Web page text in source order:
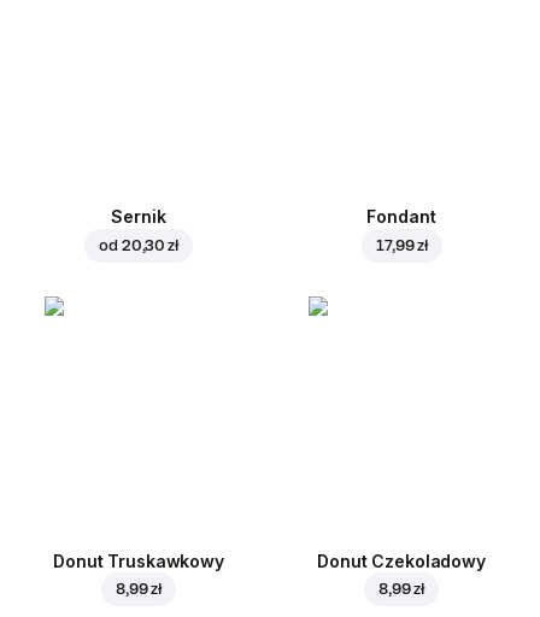
Sernik
od 20,30 zł
Fondant
17,99 zł
Donut Truskawkowy
8,99 zł
Donut Czekoladowy
8,99 zł